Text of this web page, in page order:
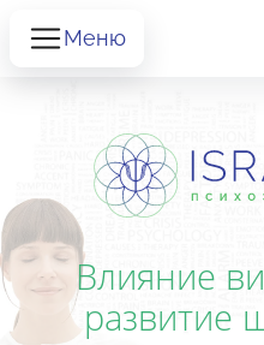
Меню
Влияние
развитие